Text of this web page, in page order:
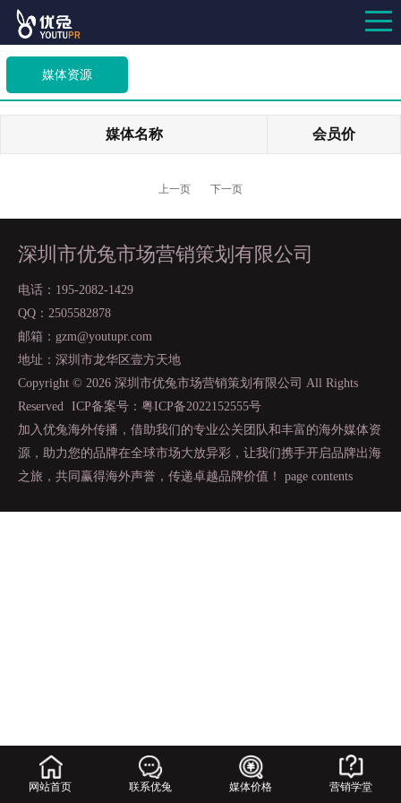
媒体资源
媒体名称 会员价
上一页 下一页
深圳市优兔市场营销策划有限公司
电话：195-2082-1429
QQ：2505582878
邮箱：gzm@youtupr.com
地址：深圳市龙华区壹方天地
Copyright © 2026 深圳市优兔市场营销策划有限公司 All Rights
Reserved
ICP备案号：粤ICP备2022152555号
加入优兔海外传播，借助我们的专业公关团队和丰富的海外媒体资
源，助力您的品牌在全球市场大放异彩，让我们携手开启品牌出海
之旅，共同赢得海外声誉，传递卓越品牌价值！ page contents
网站首页 联系优兔 媒体价格 营销学堂